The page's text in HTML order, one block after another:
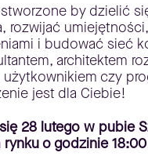
by dzielić
rozwijać
i budować sieć
architektem
czy
jest dla Ciebie!
28 lutego w pubie
rynku o godzinie